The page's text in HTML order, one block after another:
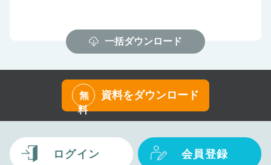
一括ダウンロード
無
料
資料をダウンロード
ログイン 会員登録